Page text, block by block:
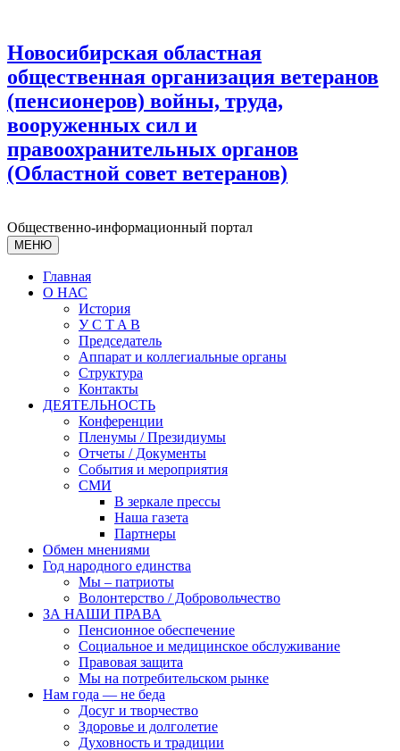
Новосибирская областная
общественная организация ветеранов
(пенсионеров) войны, труда,
вооруженных сил и
правоохранительных органов
(Областной совет ветеранов)
Общественно-информационный портал
МЕНЮ
Главная
О НАС
История
У С T A B
Председатель
Аппарат и коллегиальные органы
Структура
Контакты
ДЕЯТЕЛЬНОСТЬ
Конференции
Пленумы / Президиумы
Отчеты / Документы
События и мероприятия
СМИ
В зеркале прессы
Наша газета
Партнеры
Обмен мнениями
Год народного единства
Мы – патриоты
Волонтерство / Добровольчество
ЗА НАШИ ПРАВА
Пенсионное обеспечение
Социальное и медицинское обслуживание
Правовая защита
Мы на потребительском рынке
Нам года — не беда
Досуг и творчество
Здоровье и долголетие
Духовность и традиции